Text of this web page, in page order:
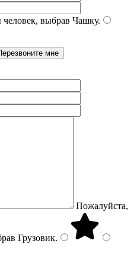
выбрав Чашку.
Пожалуйста,
Грузовик.